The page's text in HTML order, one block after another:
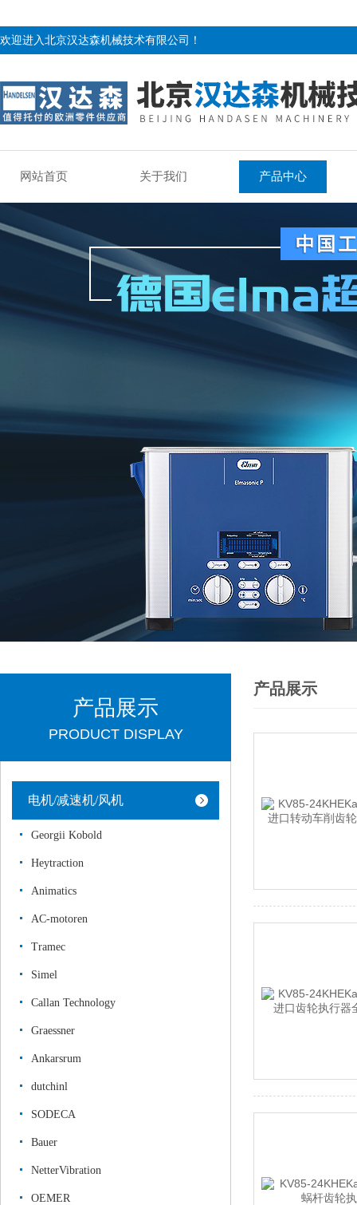
欢迎进入北京汉达森机械技术有限公司！
网站首页 关于我们 产品中心
产品展示
PRODUCT DISPLAY
电机/减速机/风机
Georgii Kobold
Heytraction
Animatics
AC-motoren
Tramec
Simel
Callan Technology
Graessner
Ankarsrum
dutchinl
SODECA
Bauer
NetterVibration
OEMER
产品展示